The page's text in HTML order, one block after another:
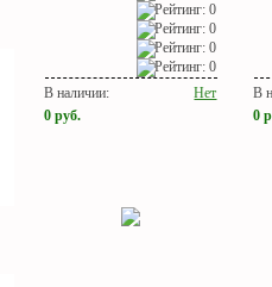
В наличии:
Нет
0руб.
В
0